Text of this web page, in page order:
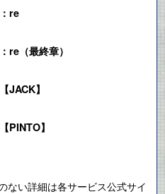
re
re（最終章）
JACK】
PINTO】
ない詳細は各サービス公式サイ